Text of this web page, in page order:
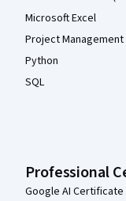
Microsoft Excel
Project Management
Python
SQL
Professional
Google AI Certificate